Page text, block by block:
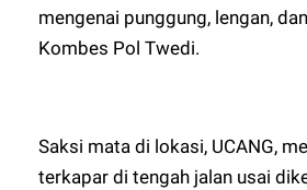
mengenai punggung, lengan,
Kombes Pol Twedi.
Saksi mata di lokasi, UCANG,
terkapar di tengah jalan usai